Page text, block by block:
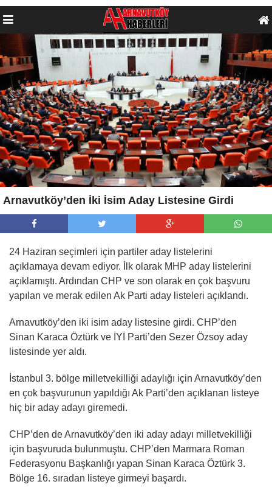
Arnavutköy’den İki İsim Aday Listesine Girdi
24 Haziran seçimleri için partiler aday listelerini
açıklamaya devam ediyor. İlk olarak MHP aday listelerini
açıklamıştı. Ardından CHP ve son olarak en çok başvuru
yapılan ve merak edilen Ak Parti aday listeleri açıklandı.
Arnavutköy’den iki isim aday listesine girdi. CHP’den
Sinan Karaca Öztürk ve İYİ Parti’den Sezer Özsoy aday
listesinde yer aldı.
İstanbul 3. bölge milletvekilliği adaylığı için Arnavutköy’den
en çok başvurunun yapıldığı Ak Parti’den açıklanan listeye
hiç bir aday adayı giremedi.
CHP’den de Arnavutköy’den iki aday adayı milletvekilliği
için başvuruda bulunmuştu. CHP’den Marmara Roman
Federasyonu Başkanlığı yapan Sinan Karaca Öztürk 3.
Bölge 16. sıradan listeye girmeyi başardı.